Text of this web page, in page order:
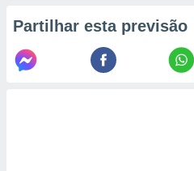
Partilhar esta previsão